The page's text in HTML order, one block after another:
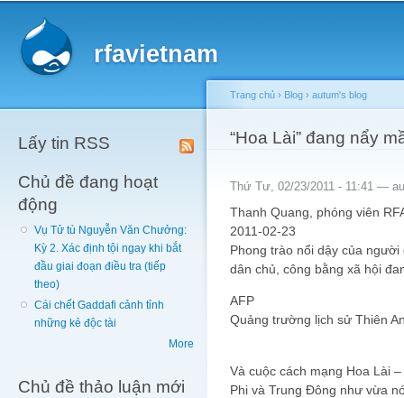
rfavietnam
Lấy tin RSS
Chủ đề đang hoạt
động
Vụ Tử tù Nguyễn Văn Chưởng:
Kỳ 2. Xác định tội ngay khi bắt
đầu giai đoạn điều tra (tiếp
theo)
Cái chết Gaddafi cảnh tỉnh
những kẻ độc tài
More
Chủ đề thảo luận mới
You are here
Trang chủ › Blog › autum's blog
“Hoa Lài” đang nẩy
Thứ Tư, 02/23/2011 - 11:41 —
Thanh Quang, phóng viên
2011-02-23
Phong trào nổi dậy của
dân chủ, công bằng xã hội
AFP
Quảng trường lịch sử Thiên
Và cuộc cách mạng Hoa Lài
Phi và Trung Đông như vừa